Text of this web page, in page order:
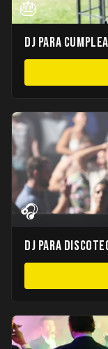
🎂
DJ para
🎧
DJ para